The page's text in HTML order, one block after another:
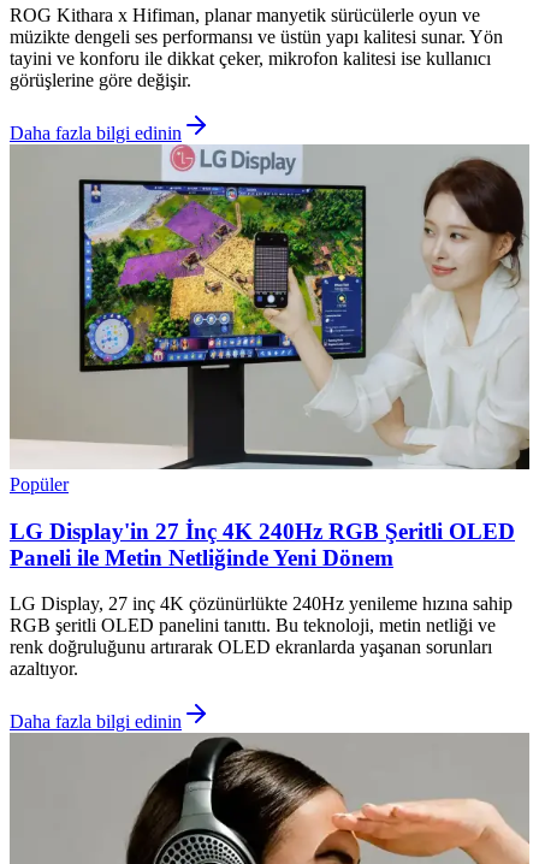
ROG Kithara x Hifiman, planar manyetik sürücülerle oyun ve
müzikte dengeli ses performansı ve üstün yapı kalitesi sunar. Yön
tayini ve konforu ile dikkat çeker, mikrofon kalitesi ise kullanıcı
görüşlerine göre değişir.
Daha fazla bilgi edinin
Popüler
LG Display'in 27 İnç 4K 240Hz RGB Şeritli OLED
Paneli ile Metin Netliğinde Yeni Dönem
LG Display, 27 inç 4K çözünürlükte 240Hz yenileme hızına sahip
RGB şeritli OLED panelini tanıttı. Bu teknoloji, metin netliği ve
renk doğruluğunu artırarak OLED ekranlarda yaşanan sorunları
azaltıyor.
Daha fazla bilgi edinin